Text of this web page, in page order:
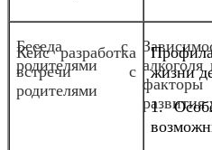
Беседа с
родителями
алкоголя
развития
Кейс разработка
встречи с
родителями
жизни
1.